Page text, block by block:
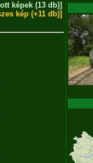
képek (13 db)]
kép (+11 db)]